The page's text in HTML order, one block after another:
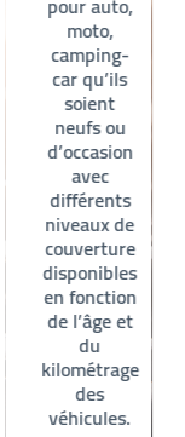
moto,
camping-
car qu’ils
soient
neufs ou
d’occasion
avec
différents
niveaux de
couverture
disponibles
en fonction
de l’âge et
du
kilométrage
des
véhicules.